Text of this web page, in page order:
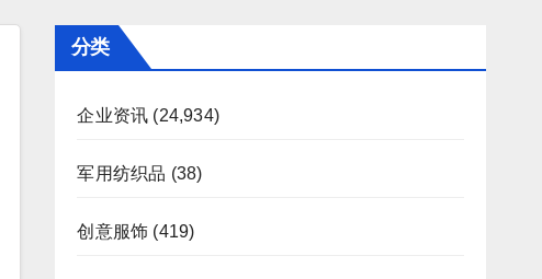
分类
企业资讯 (24,934)
军用纺织品 (38)
创意服饰 (419)